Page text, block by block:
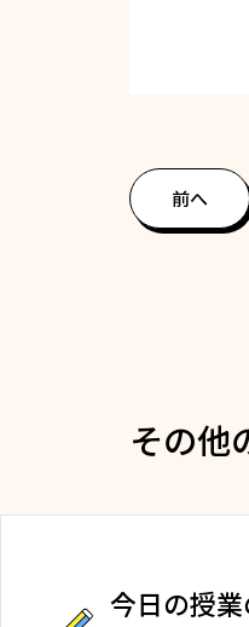
前へ
その他
今日の授